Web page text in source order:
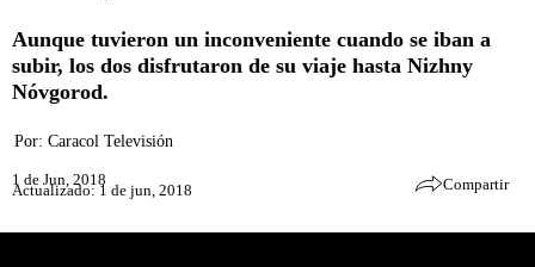
Aunque tuvieron un inconveniente cuando se iban a
subir, los dos disfrutaron de su viaje hasta Nizhny
Nóvgorod.
Por: Caracol Televisión
1 de Jun, 2018
Actualizado: 1 de jun, 2018 Compartir